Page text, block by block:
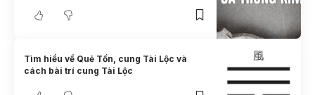
Tìm hiểu về Quẻ Tốn, cung Tài Lộc và
cách bài trí cung Tài Lộc